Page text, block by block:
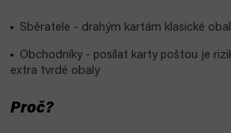
Sběratele - drahým kartám klasické
Obchodníky - posílat karty poštou je
extra tvrdé obaly
Proč?